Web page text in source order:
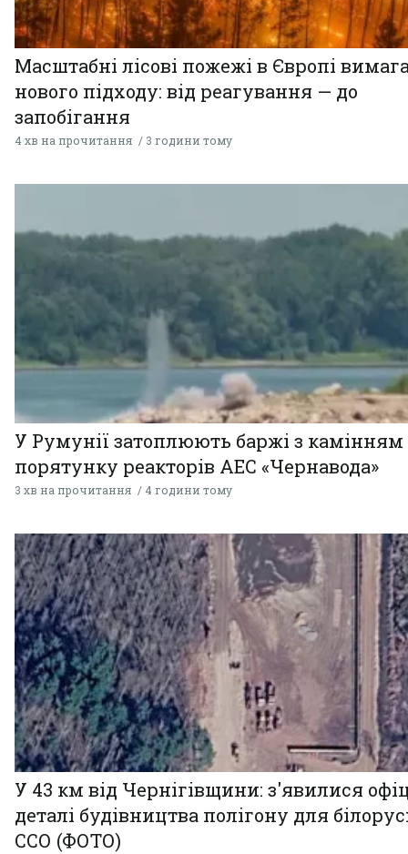
Масштабні лісові пожежі в Європі
нового підходу: від реагування — до
запобігання
4 хв на прочитання 3 години тому
У Румунії затоплюють баржі з
порятунку реакторів АЕС «Чернавода»
3 хв на прочитання 4 години тому
У 43 км від Чернігівщини: з'явилися
деталі будівництва полігону для
ССО (ФОТО)